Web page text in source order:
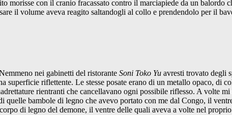
morisse con il cranio fracassato contro il marciapiede da un balordo
il volume aveva reagito saltandogli al collo e prendendolo per il
nei gabinetti del ristorante Soni Toko Yu avresti trovato degli
superficie riflettente. Le stesse posate erano di un metallo opaco, di
rientranti che cancellavano ogni possibile riflesso. A volte
quelle bambole di legno che avevo portato con me dal Congo, il
di legno del demone, il ventre delle quali aveva a volte nel